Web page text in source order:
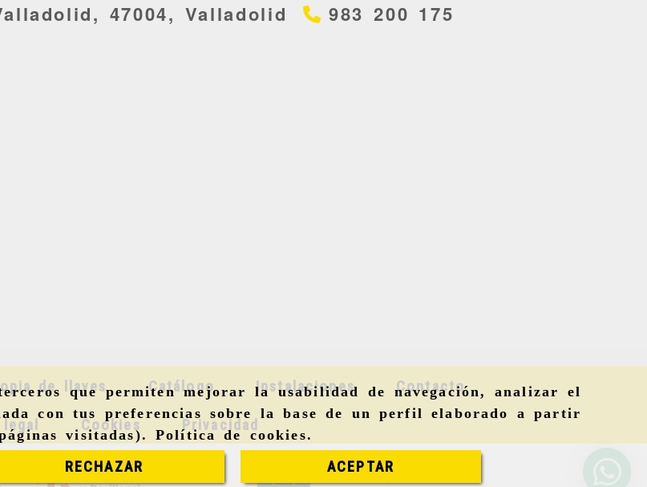
que permiten mejorar la usabilidad de navegación, analizar el
con tus preferencias sobre la base de un perfil elaborado a partir
visitadas). Política de cookies.
RECHAZAR ACEPTAR
47004, Valladolid 983 200 175
de llaves Catálogo Instalaciones Contacto
Cookies Privacidad